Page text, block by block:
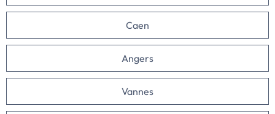
Caen
Angers
Vannes